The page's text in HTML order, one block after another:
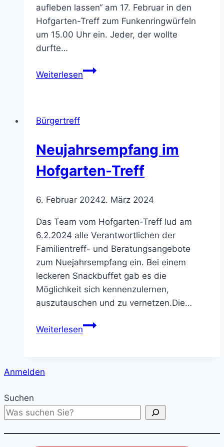
aufleben lassen“ am 17. Februar in den
Hofgarten-Treff zum Funkenringwürfeln
um 15.00 Uhr ein. Jeder, der wollte
durfte…
WeiterlesenFunkenringwürfeln
Bürgertreff
Neujahrsempfang im
Hofgarten-Treff
6. Februar 20242. März 2024
Das Team vom Hofgarten-Treff lud am
6.2.2024 alle Verantwortlichen der
Familientreff- und Beratungsangebote
zum Nuejahrsempfang ein. Bei einem
leckeren Snackbuffet gab es die
Möglichkeit sich kennenzulernen,
auszutauschen und zu vernetzen.Die…
WeiterlesenNeujahrsempfang
Anmelden
Suchen